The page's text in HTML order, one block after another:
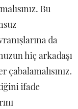
Bu
da
hiç arkadaşı
ifade